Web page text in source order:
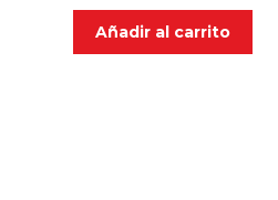
Añadir al carrito